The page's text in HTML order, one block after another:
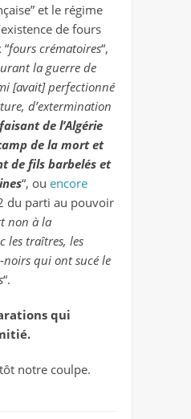
et le régime
de fours
fours crématoires“,
la guerre de
[avait] perfectionné
d’extermination
faisant de l’Algérie
de la mort et
de fils barbelés et
“, ou encore
du parti au pouvoir
non à la
les traîtres, les
noirs qui ont sucé le
“.
qui
notre coulpe.